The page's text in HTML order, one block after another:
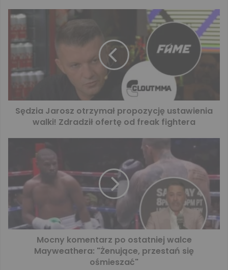
Sędzia Jarosz otrzymał propozycję ustawienia
walki! Zdradził ofertę od freak fightera
Mocny komentarz po ostatniej walce
Mayweathera: "Żenujące, przestań się
ośmieszać"